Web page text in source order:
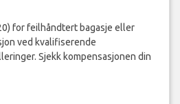
for feilhåndtert bagasje eller
ved kvalifiserende
Sjekk kompensasjonen din